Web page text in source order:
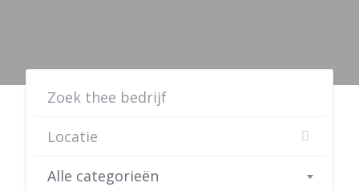
Alle categorieën